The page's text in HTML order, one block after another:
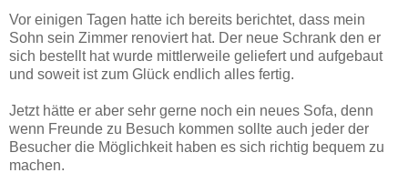
Vor einigen Tagen hatte ich bereits berichtet, dass mein
Sohn sein Zimmer renoviert hat. Der neue Schrank den er
sich bestellt hat wurde mittlerweile geliefert und aufgebaut
und soweit ist zum Glück endlich alles fertig.
Jetzt hätte er aber sehr gerne noch ein neues Sofa, denn
wenn Freunde zu Besuch kommen sollte auch jeder der
Besucher die Möglichkeit haben es sich richtig bequem zu
machen.